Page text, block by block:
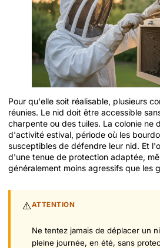
Pour qu'elle soit réalisable, plusieurs
réunies. Le nid doit être accessible
charpente ou des tuiles. La colonie ne
d'activité estival, période où les
susceptibles de défendre leur nid. Et
d'une tenue de protection adaptée,
généralement moins agressifs que les
⚠️ATTENTION
Ne tentez jamais de déplacer un
pleine journée, en été, sans